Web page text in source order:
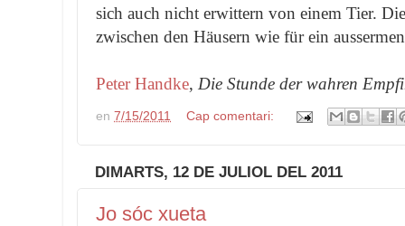
sich auch nicht erwittern von einem Tier.
zwischen den Häusern wie für ein
Peter Handke, Die Stunde der wahren
en 7/15/2011 Cap comentari:
DIMARTS, 12 DE JULIOL DEL 2011
Jo sóc xueta